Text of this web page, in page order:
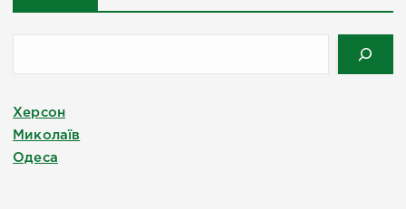
Херсон
Миколаїв
Одеса